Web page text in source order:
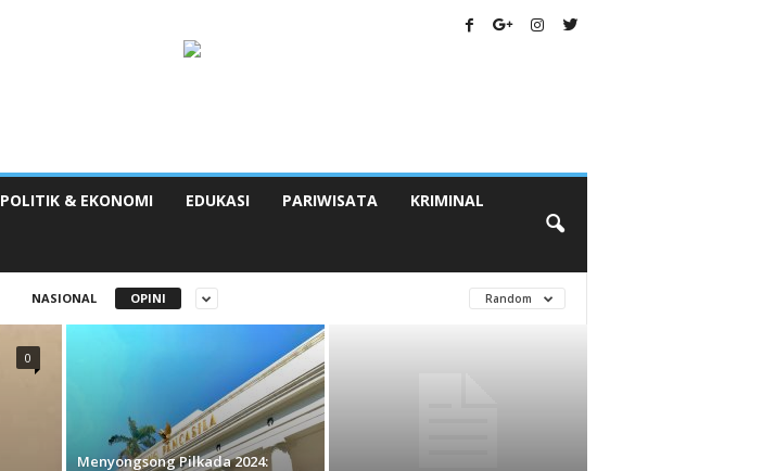
POLITIK & EKONOMI EDUKASI PARIWISATA KRIMINAL
NASIONAL OPINI Random
0
Menyongsong Pilkada 2024: